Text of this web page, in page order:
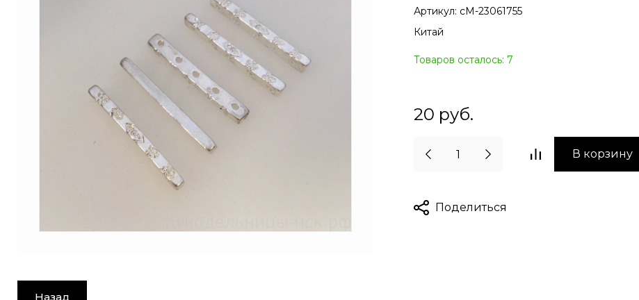
Артикул: сМ-23061755
Китай
Товаров осталось: 7
20 руб.
В корзину
Поделиться
Назад